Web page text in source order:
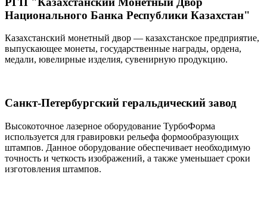
Национального Банка Республики Казахстан"
Казахстанский монетный двор — казахстанское предприятие,
выпускающее монеты, государственные награды, ордена,
медали, ювелирные изделия, сувенирную продукцию.
Санкт-Петербургский геральдический завод
Высокоточное лазерное оборудование ТурбоФорма
используется для гравировки рельефа формообразующих
штампов. Данное оборудование обеспечивает необходимую
точность и четкость изображений, а также уменьшает сроки
изготовления штампов.